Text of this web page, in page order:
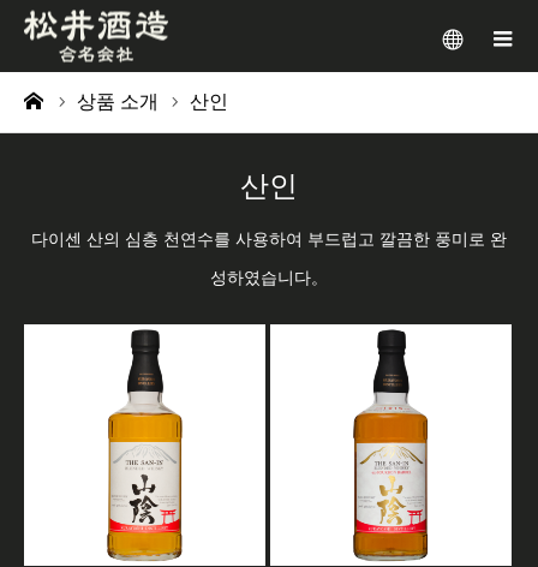
メニュー
상품 소개 산인
산인
다이센 산의 심층 천연수를 사용하여 부드럽고 깔끔한 풍미로 완
성하였습니다。